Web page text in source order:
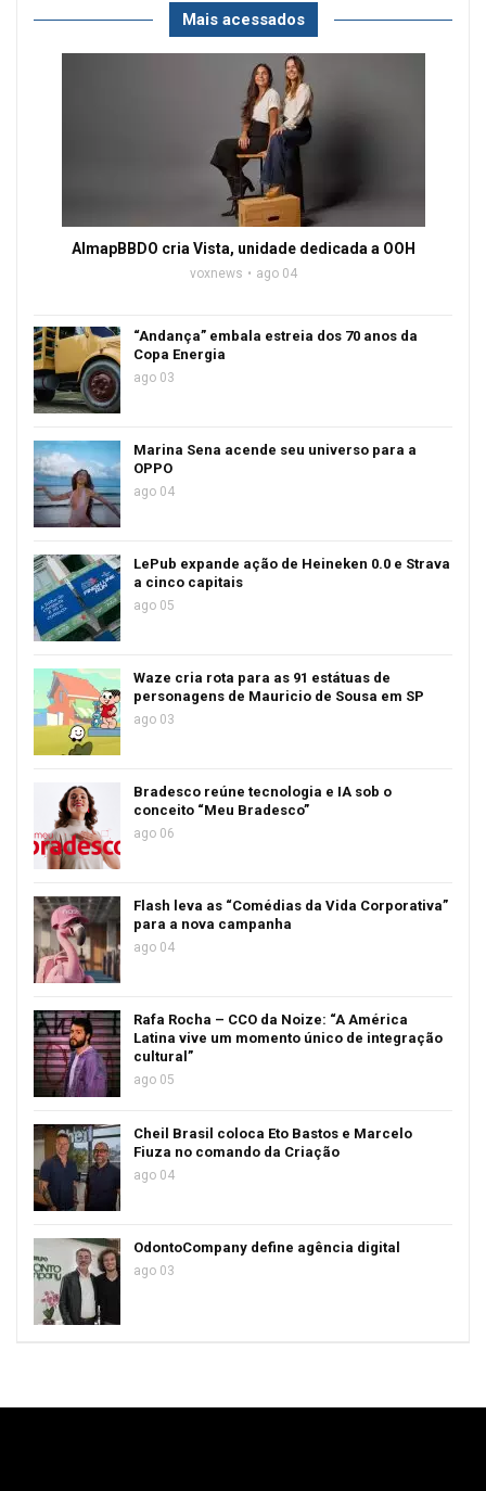
Mais acessados
AlmapBBDO cria Vista, unidade dedicada a OOH
voxnews ago 04
“Andança” embala estreia dos 70 anos da
Copa Energia
ago 03
Marina Sena acende seu universo para a
OPPO
ago 04
LePub expande ação de Heineken 0.0 e Strava
a cinco capitais
ago 05
Waze cria rota para as 91 estátuas de
personagens de Mauricio de Sousa em SP
ago 03
Bradesco reúne tecnologia e IA sob o
conceito “Meu Bradesco”
ago 06
Flash leva as “Comédias da Vida Corporativa”
para a nova campanha
ago 04
Rafa Rocha – CCO da Noize: “A América
Latina vive um momento único de integração
cultural”
ago 05
Cheil Brasil coloca Eto Bastos e Marcelo
Fiuza no comando da Criação
ago 04
OdontoCompany define agência digital
ago 03